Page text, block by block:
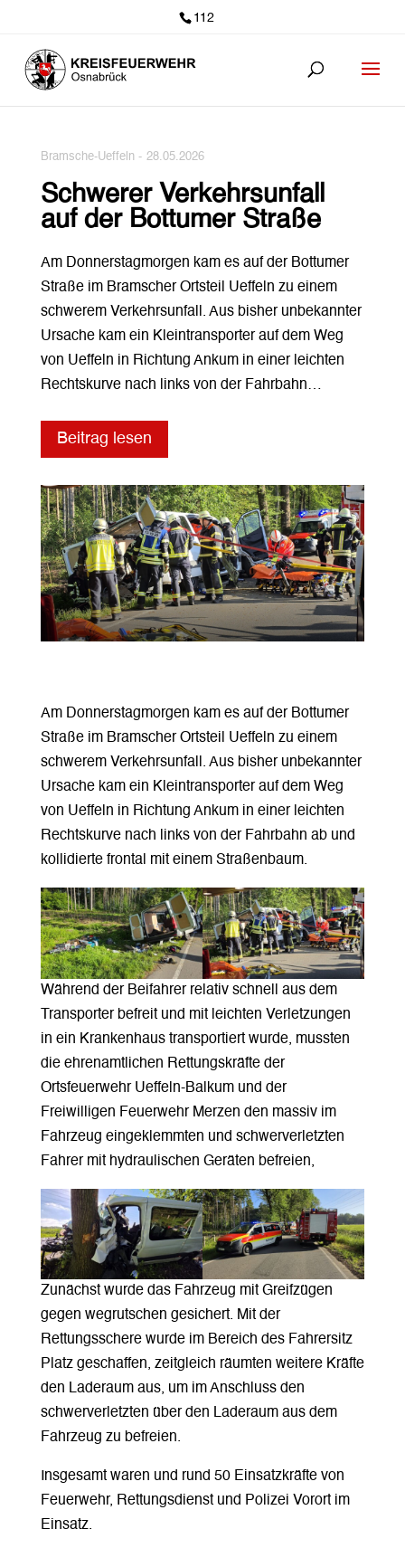
112
Bramsche-Ueffeln - 28.05.2026
Schwerer Verkehrsunfall
auf der Bottumer Straße
Am Donnerstagmorgen kam es auf der Bottumer
Straße im Bramscher Ortsteil Ueffeln zu einem
schwerem Verkehrsunfall. Aus bisher unbekannter
Ursache kam ein Kleintransporter auf dem Weg
von Ueffeln in Richtung Ankum in einer leichten
Rechtskurve nach links von der Fahrbahn…
Beitrag lesen
Am Donnerstagmorgen kam es auf der Bottumer
Straße im Bramscher Ortsteil Ueffeln zu einem
schwerem Verkehrsunfall. Aus bisher unbekannter
Ursache kam ein Kleintransporter auf dem Weg
von Ueffeln in Richtung Ankum in einer leichten
Rechtskurve nach links von der Fahrbahn ab und
kollidierte frontal mit einem Straßenbaum.
Während der Beifahrer relativ schnell aus dem
Transporter befreit und mit leichten Verletzungen
in ein Krankenhaus transportiert wurde, mussten
die ehrenamtlichen Rettungskräfte der
Ortsfeuerwehr Ueffeln-Balkum und der
Freiwilligen Feuerwehr Merzen den massiv im
Fahrzeug eingeklemmten und schwerverletzten
Fahrer mit hydraulischen Geräten befreien,
Zunächst wurde das Fahrzeug mit Greifzügen
gegen wegrutschen gesichert. Mit der
Rettungsschere wurde im Bereich des Fahrersitz
Platz geschaffen, zeitgleich räumten weitere Kräfte
den Laderaum aus, um im Anschluss den
schwerverletzten über den Laderaum aus dem
Fahrzeug zu befreien.
Insgesamt waren und rund 50 Einsatzkräfte von
Feuerwehr, Rettungsdienst und Polizei Vorort im
Einsatz.